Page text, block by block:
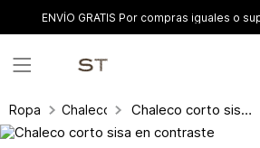
ENVÍO GRATIS Por compras iguales o
Ropa Chalecos Chaleco corto sisa en contraste